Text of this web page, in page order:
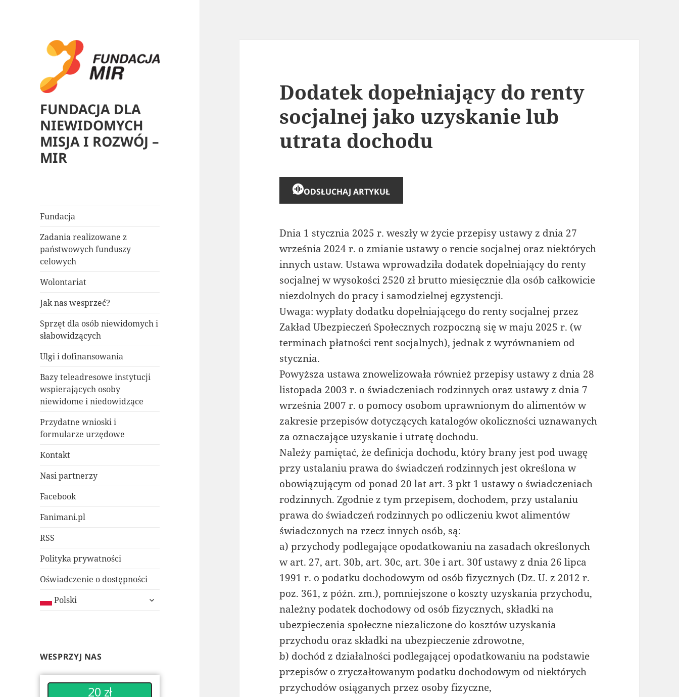
FUNDACJA DLA
NIEWIDOMYCH
MISJA I ROZWÓJ –
MIR
Fundacja
Zadania realizowane z
państwowych funduszy
celowych
Wolontariat
Jak nas wesprzeć?
Sprzęt dla osób niewidomych i
słabowidzących
Ulgi i dofinansowania
Bazy teleadresowe instytucji
wspierających osoby
niewidome i niedowidzące
Przydatne wnioski i
formularze urzędowe
Kontakt
Nasi partnerzy
Facebook
Fanimani.pl
RSS
Polityka prywatności
Oświadczenie o dostępności
Polski
rozwiń
WESPRZYJ NAS
20 zł
Dodatek dopełniający do renty
socjalnej jako uzyskanie lub
utrata dochodu
ODSŁUCHAJ ARTYKUŁ
Dnia 1 stycznia 2025 r. weszły w życie przepisy ustawy z dnia 27
września 2024 r. o zmianie ustawy o rencie socjalnej oraz niektórych
innych ustaw. Ustawa wprowadziła dodatek dopełniający do renty
socjalnej w wysokości 2520 zł brutto miesięcznie dla osób całkowicie
niezdolnych do pracy i samodzielnej egzystencji.
Uwaga: wypłaty dodatku dopełniającego do renty socjalnej przez
Zakład Ubezpieczeń Społecznych rozpoczną się w maju 2025 r. (w
terminach płatności rent socjalnych), jednak z wyrównaniem od
stycznia.
Powyższa ustawa znowelizowała również przepisy ustawy z dnia 28
listopada 2003 r. o świadczeniach rodzinnych oraz ustawy z dnia 7
września 2007 r. o pomocy osobom uprawnionym do alimentów w
zakresie przepisów dotyczących katalogów okoliczności uznawanych
za oznaczające uzyskanie i utratę dochodu.
Należy pamiętać, że definicja dochodu, który brany jest pod uwagę
przy ustalaniu prawa do świadczeń rodzinnych jest określona w
obowiązującym od ponad 20 lat art. 3 pkt 1 ustawy o świadczeniach
rodzinnych. Zgodnie z tym przepisem, dochodem, przy ustalaniu
prawa do świadczeń rodzinnych po odliczeniu kwot alimentów
świadczonych na rzecz innych osób, są:
a) przychody podlegające opodatkowaniu na zasadach określonych
w art. 27, art. 30b, art. 30c, art. 30e i art. 30f ustawy z dnia 26 lipca
1991 r. o podatku dochodowym od osób fizycznych (Dz. U. z 2012 r.
poz. 361, z późn. zm.), pomniejszone o koszty uzyskania przychodu,
należny podatek dochodowy od osób fizycznych, składki na
ubezpieczenia społeczne niezaliczone do kosztów uzyskania
przychodu oraz składki na ubezpieczenie zdrowotne,
b) dochód z działalności podlegającej opodatkowaniu na podstawie
przepisów o zryczałtowanym podatku dochodowym od niektórych
przychodów osiąganych przez osoby fizyczne,